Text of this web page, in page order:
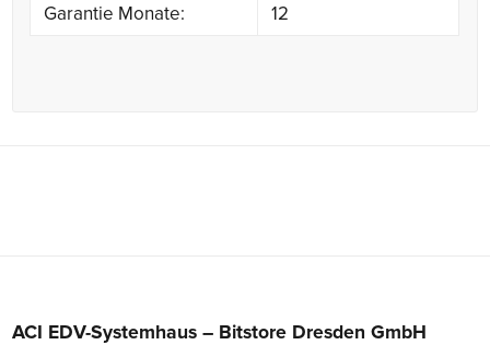
Garantie Monate:
12
ACI EDV-Systemhaus – Bitstore Dresden GmbH